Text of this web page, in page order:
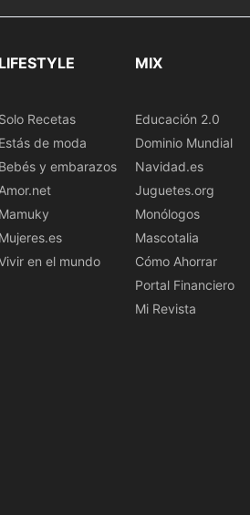
LIFESTYLE
Solo Recetas
Estás de moda
Bebés y embarazos
Amor.net
Mamuky
Mujeres.es
en el mundo
MIX
Educación 2.0
Dominio Mundial
Navidad.es
Juguetes.org
Monólogos
Mascotalia
Cómo Ahorrar
Portal Financiero
Mi Revista